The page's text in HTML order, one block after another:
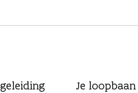
Je loopbaan